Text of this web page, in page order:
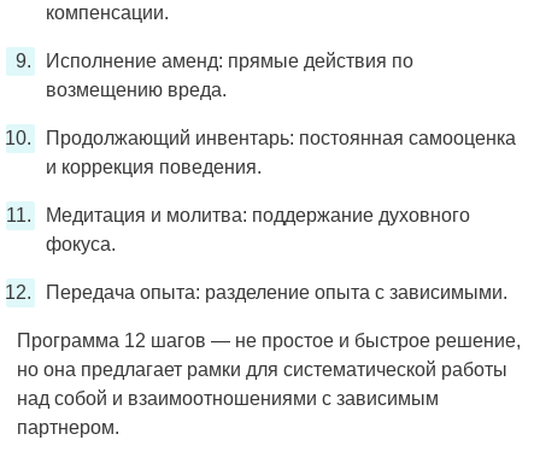
компенсации.
Исполнение аменд: прямые действия по
возмещению вреда.
Продолжающий инвентарь: постоянная самооценка
и коррекция поведения.
Медитация и молитва: поддержание духовного
фокуса.
Передача опыта: разделение опыта с зависимыми.
Программа 12 шагов — не простое и быстрое решение,
но она предлагает рамки для систематической работы
над собой и взаимоотношениями с зависимым
партнером.